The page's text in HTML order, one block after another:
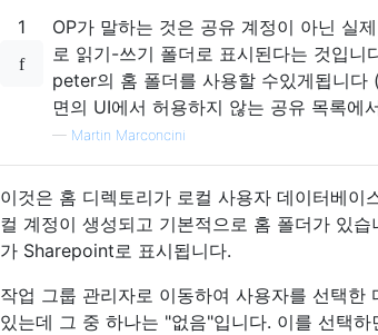
1
OP가 말하는 것은 공유 계정이 아닌 실
로 읽기-쓰기 폴더로 표시된다는 것입
peter의 홈 폴더를 사용할 수있게됩니
면의 UI에서 허용하지 않는 공유 목록에
— Martin Marconcini
이것은 홈 디렉토리가 로컬 사용자 데이터베
컬 계정이 생성되고 기본적으로 홈 폴더가 있
가 Sharepoint로 표시됩니다.
작업 그룹 관리자로 이동하여 사용자를 선택
있는데 그 중 하나는 "없음"입니다. 이를 선택